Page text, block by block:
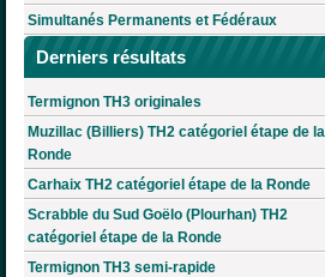
Simultanés Permanents et Fédéraux
Derniers résultats
Termignon TH3 originales
Muzillac (Billiers) TH2 catégoriel étape de la
Ronde
Carhaix TH2 catégoriel étape de la Ronde
Scrabble du Sud Goëlo (Plourhan) TH2
catégoriel étape de la Ronde
Termignon TH3 semi-rapide